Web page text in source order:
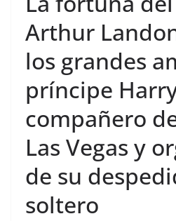
Arthur
los grandes
príncipe
compañero
Las Vegas y
de su
soltero